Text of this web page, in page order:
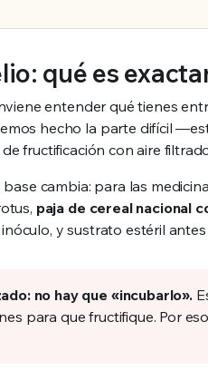
qué es
entender qué tienes
hecho la parte difícil
fructificación con aire
cambia: para las
paja de cereal nacional
y sustrato estéril antes
no hay que «incubarlo».
para que fructifique. Por